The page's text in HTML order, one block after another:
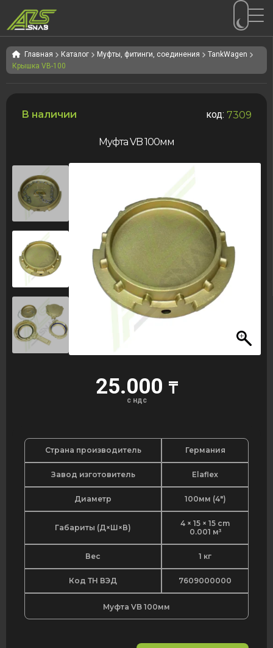
Перейти
к
навигации
Перейти
к
содержимому
Главная Каталог Муфты, фитинги, соединения
TankWagen
Крышка VB-100
В наличии код: 7309
Муфта VB 100мм
25.000 ₸
с ндс
Страна производитель Германия
Завод изготовитель Elaflex
Диаметр 100мм (4")
Габариты (Д×Ш×В)
4 × 15 × 15 cm
0.001 м³
Вес 1 кг
Код ТН ВЭД 7609000000
Муфта VB 100мм